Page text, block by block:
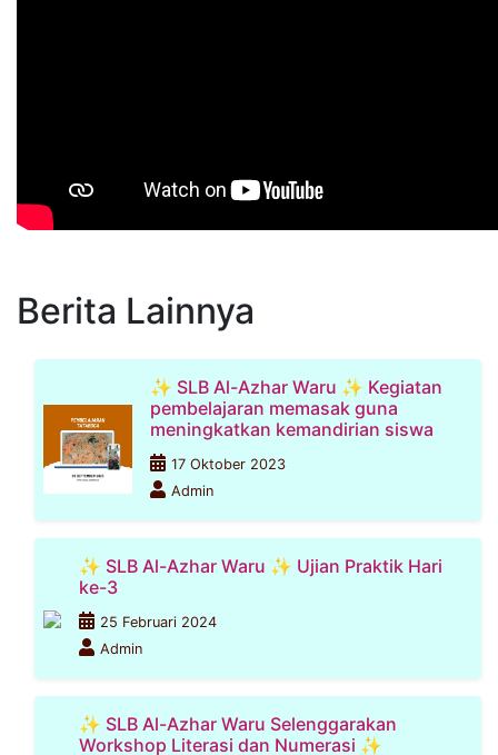
Berita Lainnya
✨ SLB Al-Azhar Waru ✨ Kegiatan
pembelajaran memasak guna
meningkatkan kemandirian siswa
17 Oktober 2023
Admin
✨ SLB Al-Azhar Waru ✨ Ujian Praktik Hari
ke-3
25 Februari 2024
Admin
✨ SLB Al-Azhar Waru Selenggarakan
Workshop Literasi dan Numerasi ✨